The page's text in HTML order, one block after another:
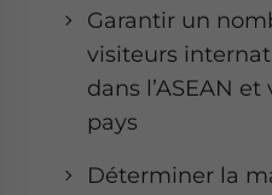
Garantir un
visiteurs
dans l’ASEAN
pays
Déterminer la